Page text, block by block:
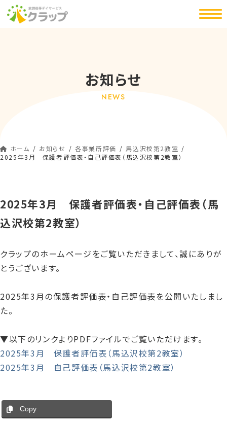
ン
ビ
お知らせ
NEWS
ホーム お知らせ 各事業所評価
馬込沢校第2教室
2025年3月 保護者評価表・自己評価表（馬込沢校第2教室）
2025年3月 保護者評価表・自己評価表（馬
込沢校第2教室）
クラップのホームページをご覧いただきまして、誠にありが
とうございます。
2025年3月の保護者評価表・自己評価表を公開いたしまし
た。
▼以下のリンクよりPDFファイルでご覧いただけます。
2025年3月 保護者評価表（馬込沢校第2教室）
2025年3月 自己評価表（馬込沢校第2教室）
Copy